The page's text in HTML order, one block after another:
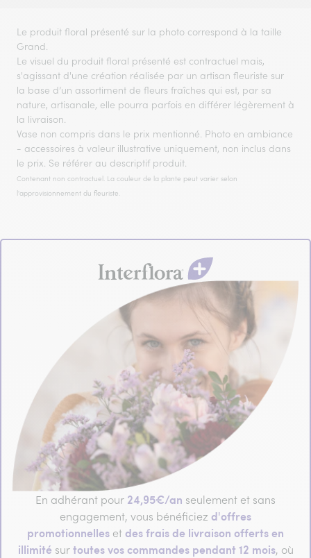
Le produit floral présenté sur la photo correspond à la taille
Grand.
Le visuel du produit floral présenté est contractuel mais,
s'agissant d'une création réalisée par un artisan fleuriste sur
la base d’un assortiment de fleurs fraîches qui est, par sa
nature, artisanale, elle pourra parfois en différer légèrement à
la livraison.
Vase non compris dans le prix mentionné. Photo en ambiance
- accessoires à valeur illustrative uniquement, non inclus dans
le prix. Se référer au descriptif produit.
Contenant non contractuel. La couleur de la plante peut varier selon
l'approvisionnement du fleuriste.
En adhérant pour 24,95€/an seulement et sans
engagement, vous bénéficiez d'offres
promotionnelles et des frais de livraison offerts en
illimité surtoutes vos commandes pendant 12 mois, où